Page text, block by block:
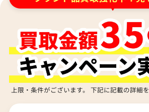
査定金額はどのように決まりま
電話での査定金額と、買取金
はありますか？
ハ行
マ行
ヤ行
上限・条件がございます。 下記に記載の詳細